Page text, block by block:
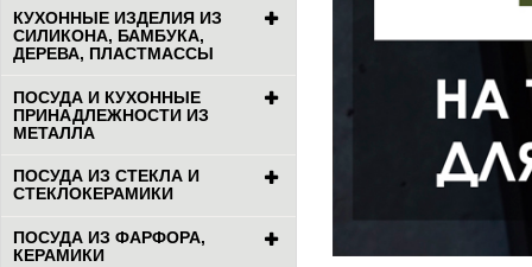
КУХОННЫЕ ИЗДЕЛИЯ ИЗ
СИЛИКОНА, БАМБУКА,
ДЕРЕВА, ПЛАСТМАССЫ
ПОСУДА И КУХОННЫЕ
ПРИНАДЛЕЖНОСТИ ИЗ
МЕТАЛЛА
ПОСУДА ИЗ СТЕКЛА И
СТЕКЛОКЕРАМИКИ
ПОСУДА ИЗ ФАРФОРА,
КЕРАМИКИ